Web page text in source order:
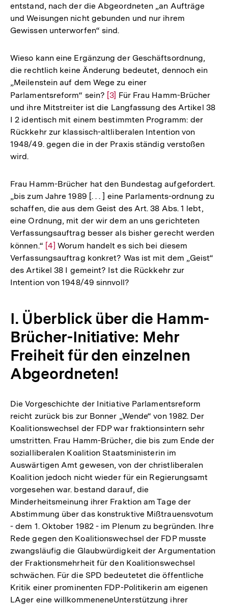
entstand, nach der die Abgeordneten „an Aufträge
und Weisungen nicht gebunden und nur ihrem
Gewissen unterworfen“ sind.
Wieso kann eine Ergänzung der Geschäftsordnung,
die rechtlich keine Änderung bedeutet, dennoch ein
„Meilenstein auf dem Wege zu einer
Parlamentsreform“ sein? Zur
Auflösung
der
Fußnote
[3] Für Frau Hamm-Brücher
und ihre Mitstreiter ist die Langfassung des Artikel 38
I 2 identisch mit einem bestimmten Programm: der
Rückkehr zur klassisch-altliberalen Intention von
1948/49. gegen die in der Praxis ständig verstoßen
wird.
Frau Hamm-Brücher hat den Bundestag aufgefordert.
„bis zum Jahre 1989 [. . . ] eine Parlaments-ordnung zu
schaffen, die aus dem Geist des Art. 38 Abs. 1 lebt,
eine Ordnung, mit der wir dem an uns gerichteten
Verfassungsauftrag besser als bisher gerecht werden
können.“ Zur
Auflösung
der
Fußnote
[4] Worum handelt es sich bei diesem
Verfassungsauftrag konkret? Was ist mit dem „Geist“
des Artikel 38 I gemeint? Ist die Rückkehr zur
Intention von 1948/49 sinnvoll?
I. Überblick über die Hamm-
Brücher-Initiative: Mehr
Freiheit für den einzelnen
Abgeordneten!
Die Vorgeschichte der Initiative Parlamentsreform
reicht zurück bis zur Bonner „Wende“ von 1982. Der
Koalitionswechsel der FDP war fraktionsintern sehr
umstritten. Frau Hamm-Brücher, die bis zum Ende der
sozialliberalen Koalition Staatsministerin im
Auswärtigen Amt gewesen, von der christliberalen
Koalition jedoch nicht wieder für ein Regierungsamt
vorgesehen war. bestand darauf, die
Minderheitsmeinung ihrer Fraktion am Tage der
Abstimmung über das konstruktive Mißtrauensvotum
- dem 1. Oktober 1982 - im Plenum zu begründen. Ihre
Rede gegen den Koalitionswechsel der FDP musste
zwangsläufig die Glaubwürdigkeit der Argumentation
der Fraktionsmehrheit für den Koalitionswechsel
schwächen. Für die SPD bedeutetet die öffentliche
Kritik einer prominenten FDP-Politikerin am eigenen
LAger eine willkommeneneUnterstützung ihrer